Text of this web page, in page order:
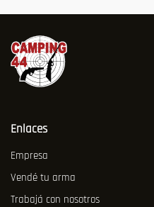
Enlaces
Empresa
Vendé tu arma
Trabajá con nosotros